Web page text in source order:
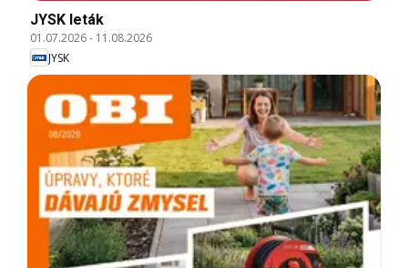
JYSK leták
01.07.2026- 11.08.2026
JYSK